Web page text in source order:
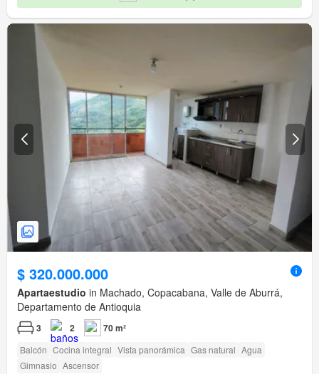
$ 320.000.000
Apartaestudio in Machado, Copacabana, Valle de Aburrá,
Departamento de Antioquia
3 2 70 m²
Balcón Cocina integral Vista panorámica Gas natural Agua
Gimnasio Ascensor